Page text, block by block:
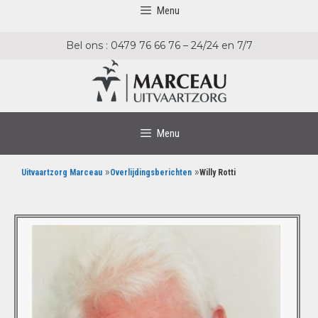
Menu
Bel ons : 0479 76 66 76 – 24/24 en 7/7
Menu
Uitvaartzorg Marceau »Overlijdingsberichten »Willy Rotti